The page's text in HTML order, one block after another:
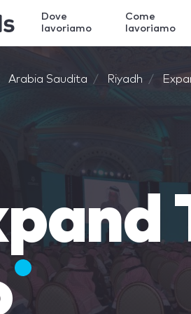
Dove
lavoriamo
Come
lavoriamo
Arabia Saudita Riyadh